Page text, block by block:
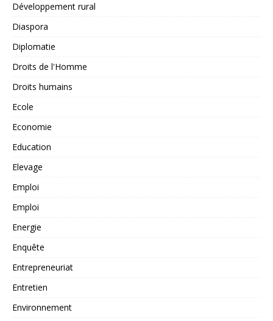
Développement rural
Diaspora
Diplomatie
Droits de l'Homme
Droits humains
Ecole
Economie
Education
Elevage
Emploi
Emploi
Energie
Enquête
Entrepreneuriat
Entretien
Environnement